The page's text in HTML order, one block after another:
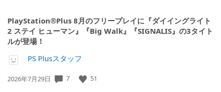
PlayStation®Plus 8月のフリープレイに『ダイイングライト
2 ステイ ヒューマン』『Big Walk』『SIGNALIS』の3タイト
ルが登場！
PS Plusスタッフ
公
2026年7月29日 7 51